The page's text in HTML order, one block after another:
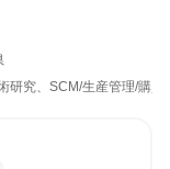
研究、SCM/生産管理/購